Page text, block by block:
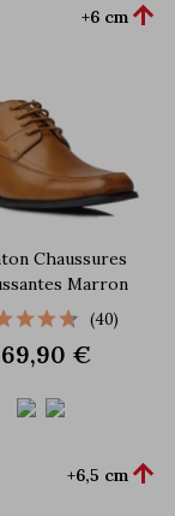
Chaussures
Marron
+6 cm 
(40)
€
+6,5 cm 